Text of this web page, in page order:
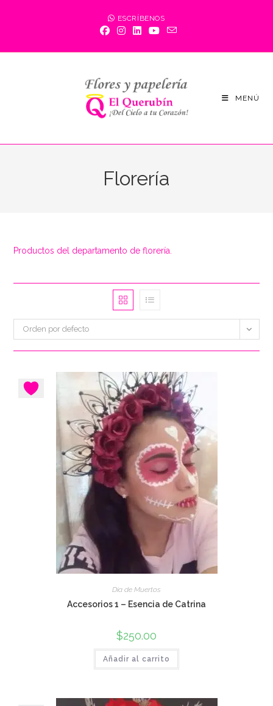
ESCRÍBENOS
MENÚ
Florería
Productos del departamento de florería.
Orden por defecto
Día de Muertos
Accesorios 1 – Esencia de Catrina
$250.00
Añadir al carrito